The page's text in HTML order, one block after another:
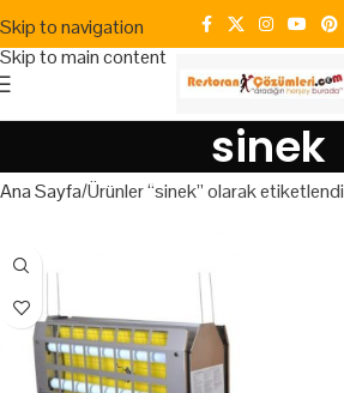
Skip to navigation
Skip to main content
sinek
Ana Sayfa Ürünler “sinek” olarak etiketlendi